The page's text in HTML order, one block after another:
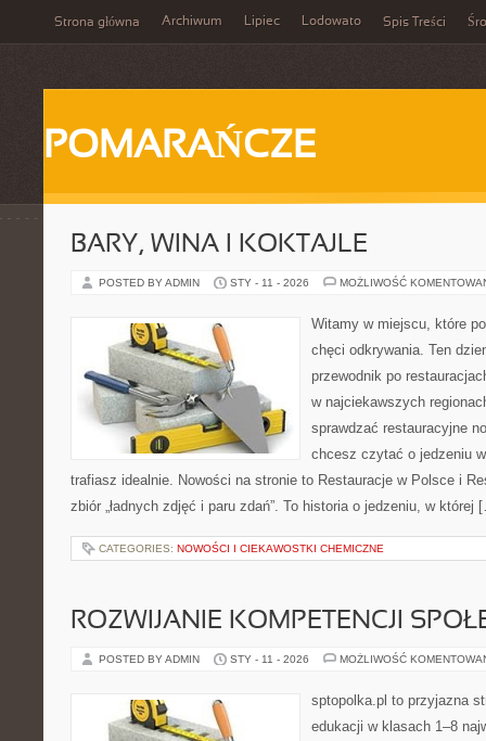
Strona główna Archiwum Lipiec Lodowato Spis Treści
POMARAŃCZE
BARY, WINA I KOKTAJLE
POSTED BY ADMIN STY - 11 - 2026 MOŻLIWOŚĆ
Witamy w miejscu, które
chęci odkrywania. Ten
przewodnik po
w najciekawszych
sprawdzać restauracyjne
chcesz czytać o jedzeniu
trafiasz idealnie. Nowości na stronie to Restauracje w Polsce i
zbiór „ładnych zdjęć i paru zdań”. To historia o jedzeniu, w której
CATEGORIES: NOWOŚCI I CIEKAWOSTKI CHEMICZNE
ROZWIJANIE KOMPETENCJI
POSTED BY ADMIN STY - 11 - 2026 MOŻLIWOŚĆ
sptopolka.pl to przyjazna
edukacji w klasach 1–8